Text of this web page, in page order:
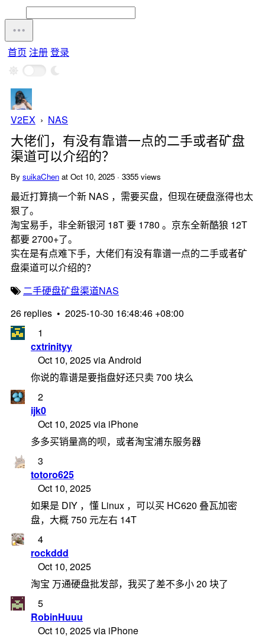
首页 注册登录
V2EX › NAS
大佬们，有没有靠谱一点的二手或者矿盘
渠道可以介绍的？
By suikaChen at Oct 10, 2025 · 3355 views
最近打算搞一个新 NAS ，需要买盘，但现在硬盘涨得也太
狠了。
淘宝易手，非全新银河 18T 要 1780 。京东全新酷狼 12T
都要 2700+了。
实在是有点难下手，大佬们有没有靠谱一点的二手或者矿
盘渠道可以介绍的？
二手硬盘矿盘渠道NAS
26 replies • 2025-10-30 16:48:46 +08:00
1
cxtrinityy
Oct 10, 2025 via Android
你说的靠谱是要指盘好还只卖 700 块么
2
ijk0
Oct 10, 2025 via iPhone
多多买销量高的呗，或者淘宝浦东服务器
3
totoro625
Oct 10, 2025
如果是 DIY ，懂 Linux ，可以买 HC620 叠瓦加密
盘，大概 750 元左右 14T
4
rockddd
Oct 10, 2025
淘宝 万通硬盘批发部，我买了差不多小 20 块了
5
RobinHuuu
Oct 10, 2025 via iPhone